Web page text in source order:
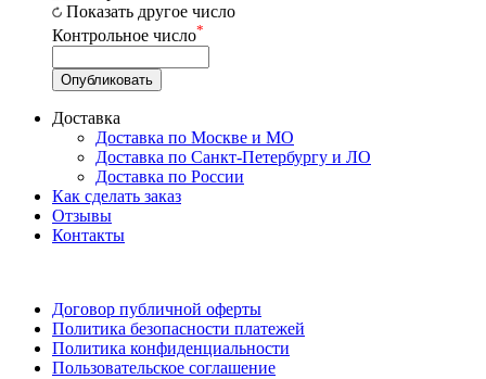
Показать другое число
Контрольное число*
Доставка
Доставка по Москве и МО
Доставка по Санкт-Петербургу и ЛО
Доставка по России
Как сделать заказ
Отзывы
Контакты
Договор публичной оферты
Политика безопасности платежей
Политика конфиденциальности
Пользовательское соглашение